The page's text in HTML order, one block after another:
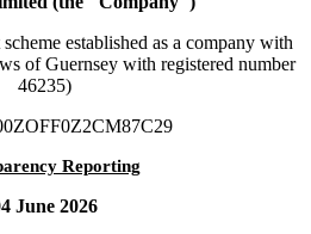
established as a company with
of Guernsey with registered number
46235)
Reporting
June 2026